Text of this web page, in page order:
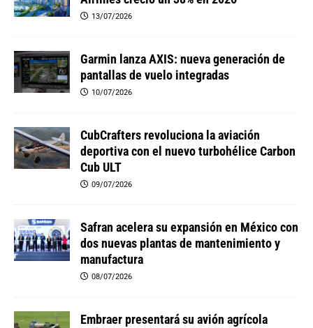
13/07/2026
Garmin lanza AXIS: nueva generación de
pantallas de vuelo integradas
10/07/2026
CubCrafters revoluciona la aviación
deportiva con el nuevo turbohélice Carbon
Cub ULT
09/07/2026
Safran acelera su expansión en México con
dos nuevas plantas de mantenimiento y
manufactura
08/07/2026
Embraer presentará su avión agrícola